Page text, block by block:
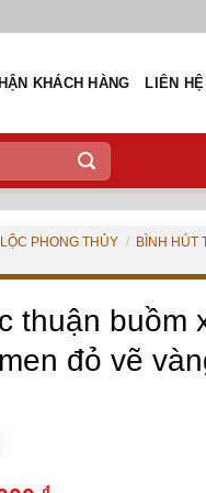
KHÁCH HÀNG LIÊN HỆ
PHONG THỦY /
BÌNH HÚT
thuận buồm
đỏ vẽ